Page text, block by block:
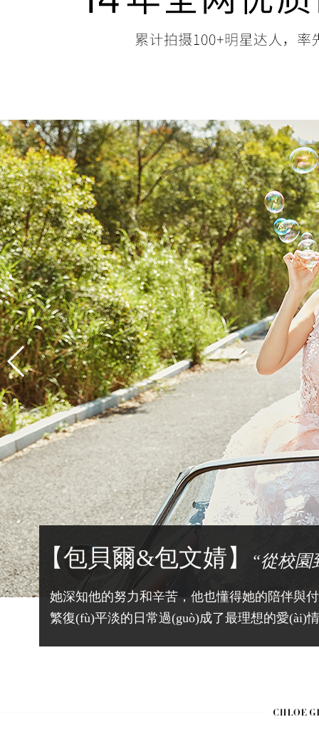
【包貝爾&包文婧】 “從校園
她深知他的努力和辛苦，他也懂得她的陪伴與
繁復(fù)平淡的日常過(guò)成了最理想的愛(ài)情